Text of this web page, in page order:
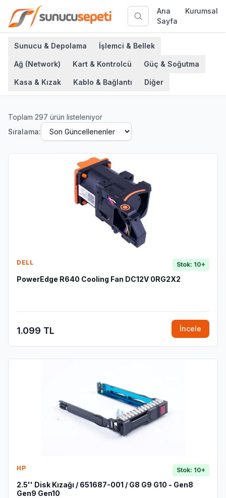
Ana
Sayfa
Kurumsal
Sunucu & Depolama İşlemci & Bellek
Ağ (Network) Kart & Kontrolcü Güç & Soğutma
Kasa & Kızak Kablo & Bağlantı Diğer
Toplam 297 ürün listeleniyor
Sıralama:
DELL Stok: 10+
PowerEdge R640 Cooling Fan DC12V 0RG2X2
1.099 TL İncele
HP Stok: 10+
2.5'' Disk Kızağı / 651687-001 / G8 G9 G10 - Gen8
Gen9 Gen10